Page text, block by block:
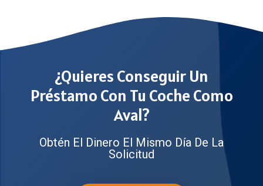
¿Quieres Conseguir Un
Préstamo Con Tu Coche Como
Aval?
Obtén El Dinero El Mismo Día De La
Solicitud